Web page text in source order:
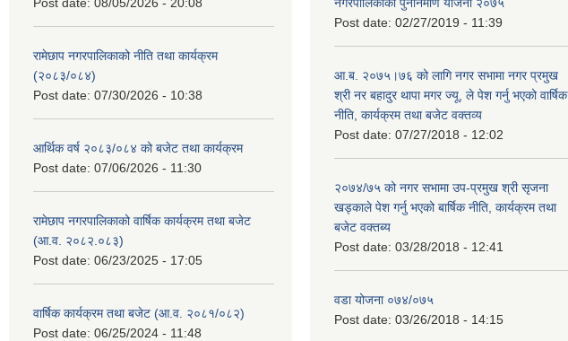
रामेछाप नगरपालिकाको नीति तथा कार्यक्रम
(२०८३/०८४)
Post date: 07/30/2026 - 10:38
आर्थिक वर्ष २०८३/०८४ को बजेट तथा कार्यक्रम
Post date: 07/06/2026 - 11:30
रामेछाप नगरपालिकाको वार्षिक कार्यक्रम तथा बजेट
(आ.व. २०८२.०८३)
Post date: 06/23/2025 - 17:05
वार्षिक कार्यक्रम तथा बजेट (आ.व. २०८१/०८२)
Post date: 06/25/2024 - 11:48
Post date: 02/27/2019 - 11:39
आ.ब. २०७५।७६ को लागि नगर सभामा नगर प्रमुख
श्री नर बहादुर थापा मगर ज्यू, ले पेश गर्नु भएको वार्षिक
नीति, कार्यक्रम तथा बजेट वक्तव्य
Post date: 07/27/2018 - 12:02
२०७४/७५ को नगर सभामा उप-प्रमुख श्री सृजना
खड्काले पेश गर्नु भएको बार्षिक नीति, कार्यक्रम तथा
बजेट वक्तब्य
Post date: 03/28/2018 - 12:41
वडा योजना ०७४/०७५
Post date: 03/26/2018 - 14:15